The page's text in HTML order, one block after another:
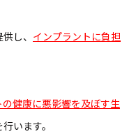
し、 インプラントに負担
健康に悪影響を及ぼす生
います。